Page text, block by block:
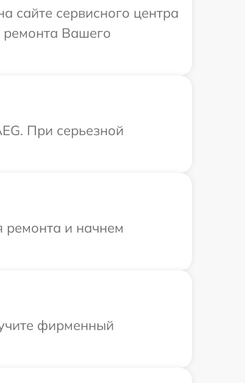
сайте сервисного центра
Вашего
При серьезной
ремонта и начнем
фирменный